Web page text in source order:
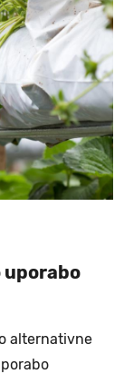
uporabo
alternativne